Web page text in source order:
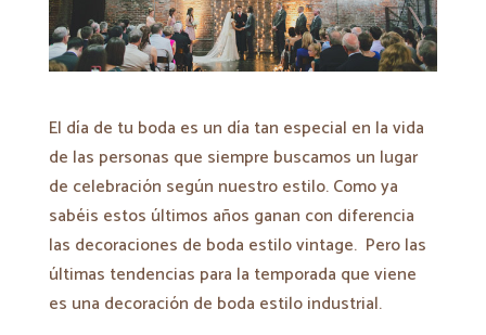
El día de tu boda es un día tan especial en la vida
de las personas que siempre buscamos un lugar
de celebración según nuestro estilo. Como ya
sabéis estos últimos años ganan con diferencia
las decoraciones de boda estilo vintage. Pero las
últimas tendencias para la temporada que viene
es una decoración de boda estilo industrial.